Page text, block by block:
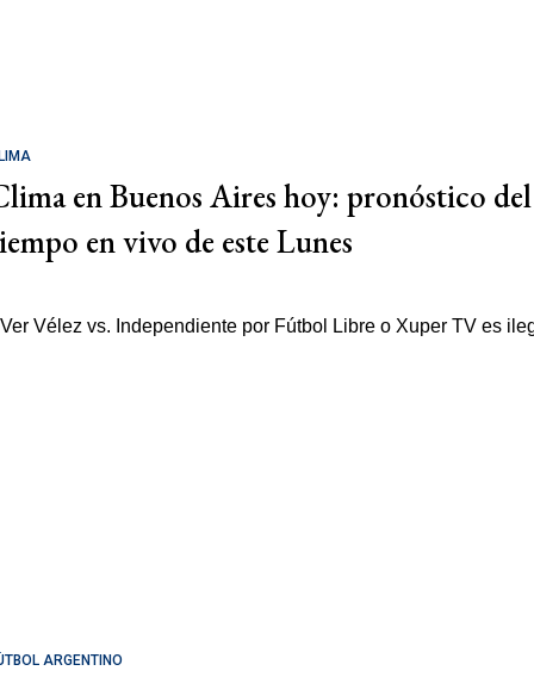
en Buenos Aires hoy: pronóstico del
en vivo de este Lunes
ARGENTINO